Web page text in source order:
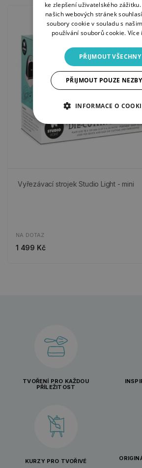
Vyřezávací strojek Studio Light - mini
NA DOTAZ
1 499 Kč
TVOŘENÍ PRO KAŽDOU
PŘÍLEŽITOST
KURZY PRO TVOŘIVÉ
ke zlepšení uživatelského
našich webových stránek
soubory cookie v souladu s
používání souborů cookie. Více
PŘIJMOUT VŠECHNY
PŘIJMOUT POUZE
INFORMACE O